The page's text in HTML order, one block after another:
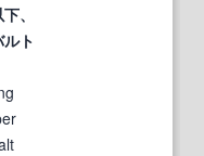
、
ト